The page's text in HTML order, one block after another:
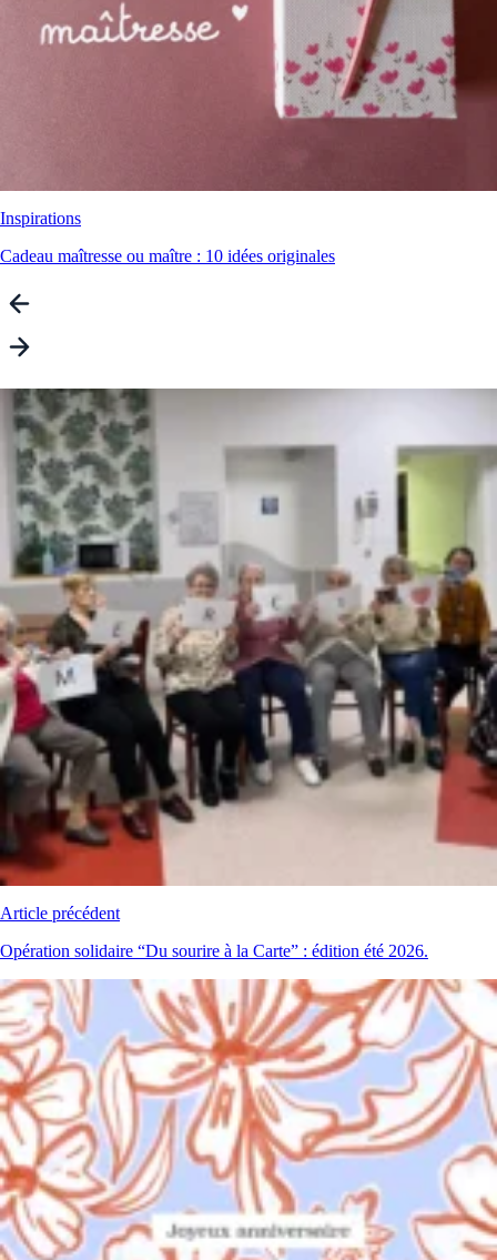
Inspirations
Cadeau maîtresse ou maître : 10 idées originales
Article précédent
Opération solidaire “Du sourire à la Carte” : édition été 2026.